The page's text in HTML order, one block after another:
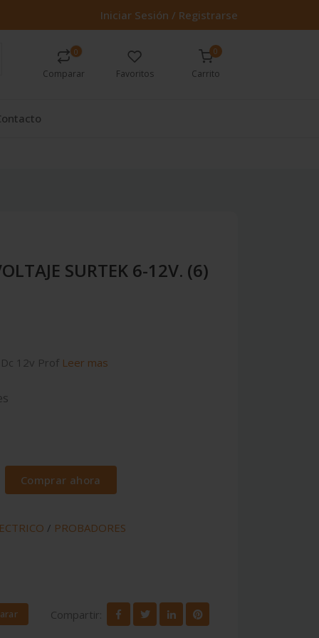
Iniciar Sesión / Registrarse
0
Comparar Favoritos
0
Carrito
SURTEK 6-12V. (6)
12v Prof Leer mas
Comprar ahora
/ PROBADORES
Compartir: